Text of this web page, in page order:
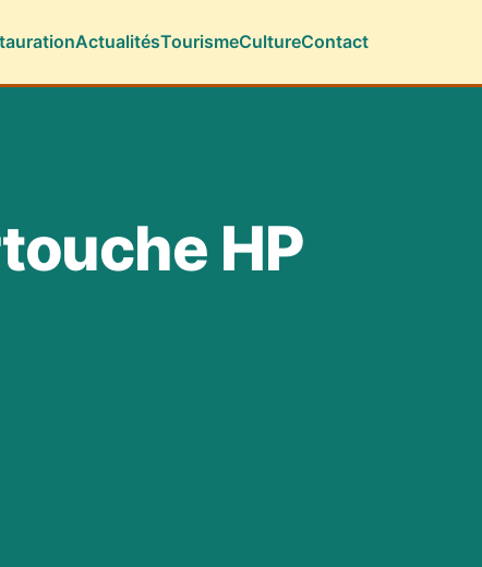
ActualitésTourismeCultureContact
HP